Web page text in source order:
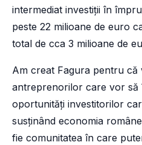
intermediat investiții în
peste 22 milioane de euro
total de cca 3 milioane de
Am creat Fagura pentru că
antreprenorilor care vor să
oportunități investitorilor
susținând economia
fie comunitatea în care